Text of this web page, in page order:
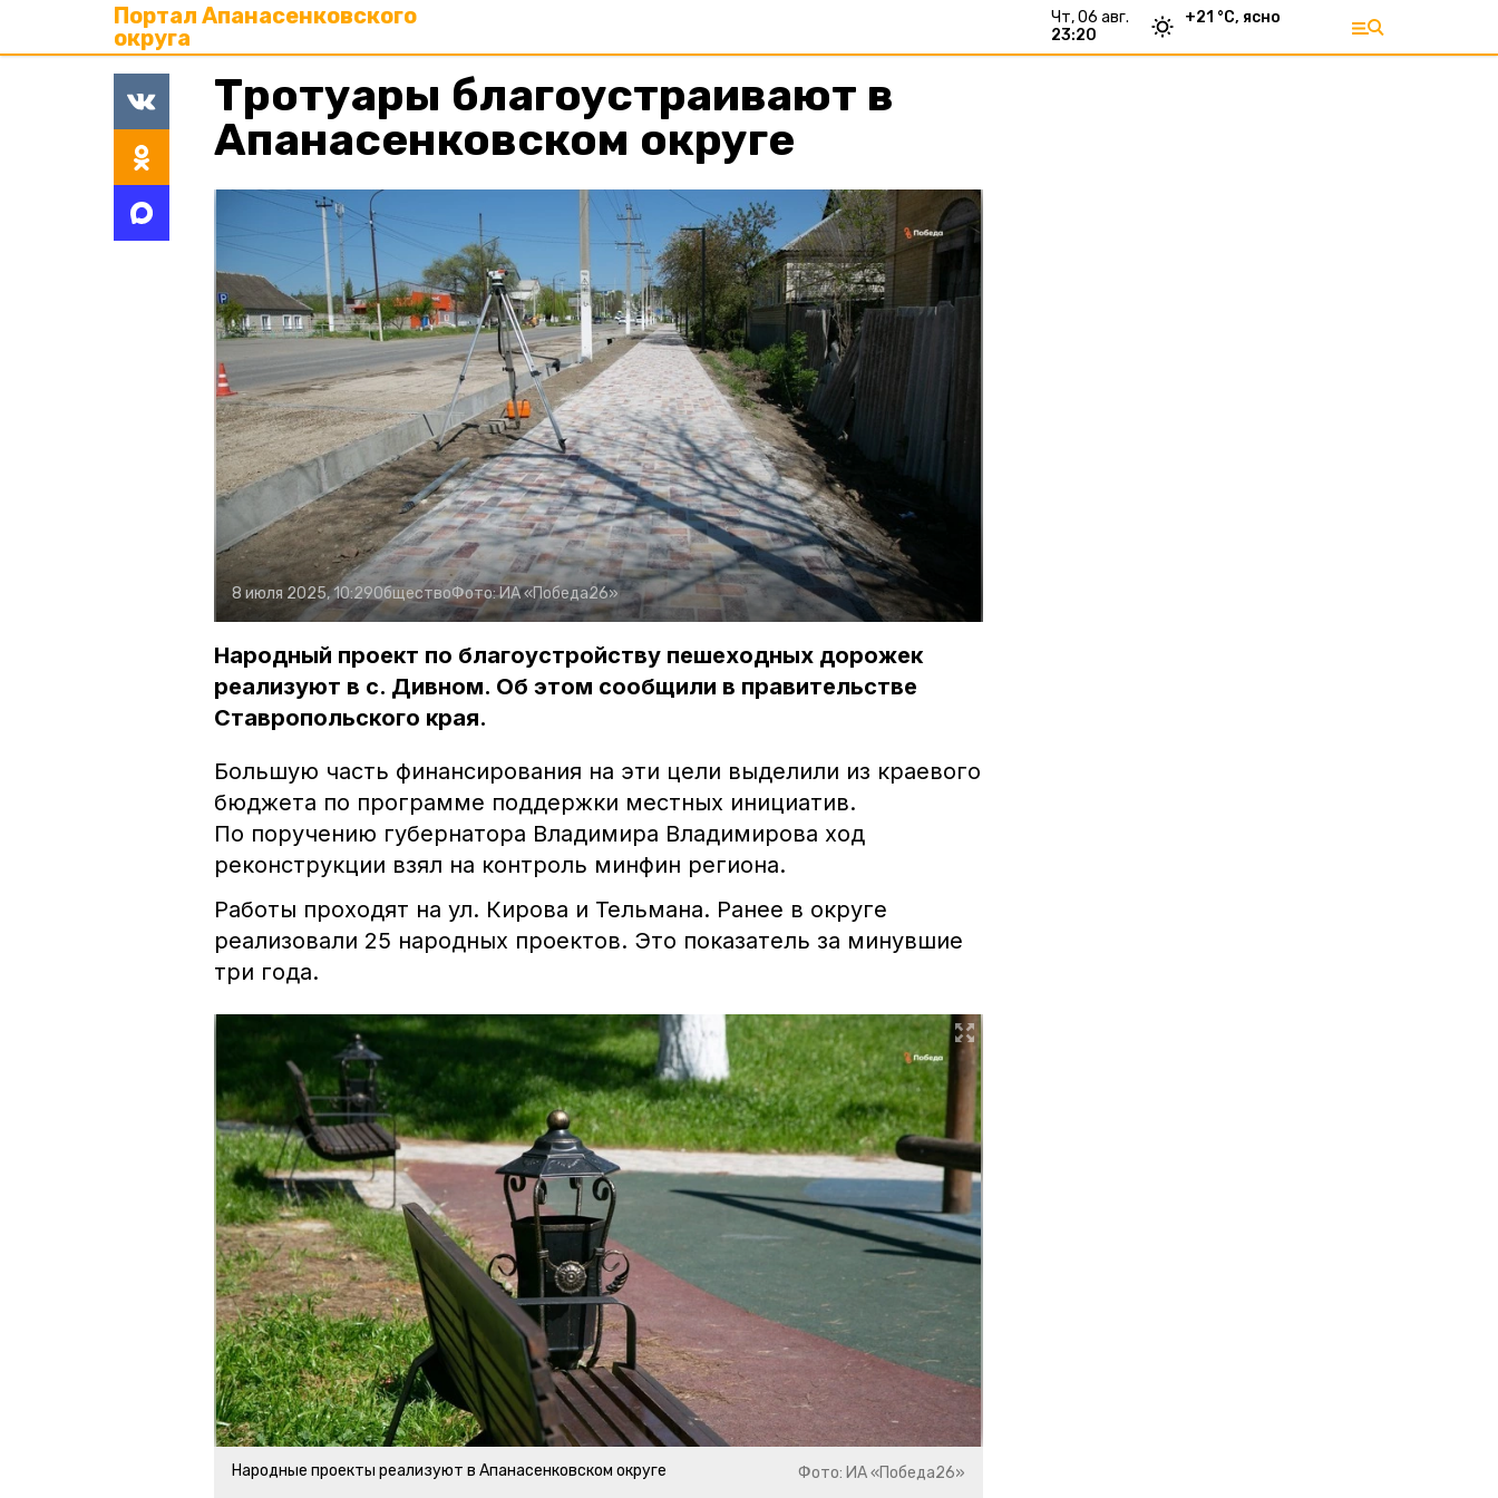
Портал Апанасенковского
округа
чт, 06 авг.
23:20
+21 °С, ясно
Тротуары благоустраивают в
Апанасенковском округе
8 июля 2025, 10:29ОбществоФото:ИА «Победа26»
Народный проект по благоустройству пешеходных дорожек
реализуют в с. Дивном. Об этом сообщили в правительстве
Ставропольского края.
Большую часть финансирования на эти цели выделили из краевого
бюджета по программе поддержки местных инициатив.
По поручению губернатора Владимира Владимирова ход
реконструкции взял на контроль минфин региона.
Работы проходят на ул. Кирова и Тельмана. Ранее в округе
реализовали 25 народных проектов. Это показатель за минувшие
три года.
Народные проекты реализуют в Апанасенковском округе Фото: ИА «Победа26»